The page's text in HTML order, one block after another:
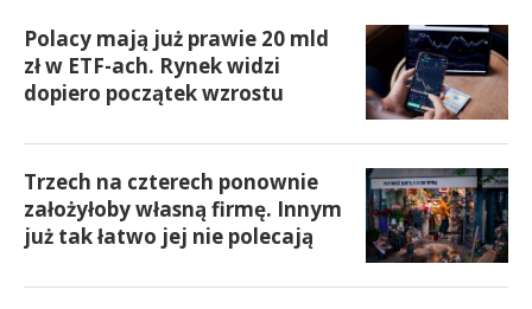
Polacy mają już prawie 20 mld
zł w ETF-ach. Rynek widzi
dopiero początek wzrostu
Trzech na czterech ponownie
założyłoby własną firmę. Innym
już tak łatwo jej nie polecają